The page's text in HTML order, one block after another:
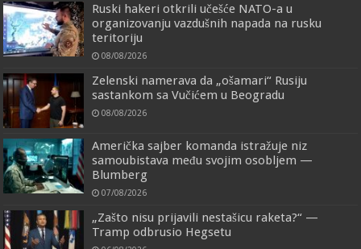
Ruski hakeri otkrili učešće NATO-a u
organizovanju vazdušnih napada na rusku
teritoriju
08/08/2026
Zelenski namerava da „ošamari“ Rusiju
sastankom sa Vučićem u Beogradu
08/08/2026
Američka sajber komanda istražuje niz
samoubistava među svojim osobljem —
Blumberg
07/08/2026
„Zašto nisu prijavili nestašicu raketa?“ —
Tramp odbrusio Hegsetu